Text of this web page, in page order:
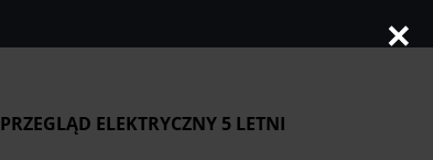
PRZEGLĄD ELEKTRYCZNY 5 LETNI
×